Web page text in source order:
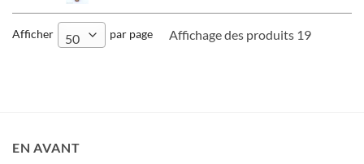
Afficher 50 par page Affichage des produits 19
EN AVANT